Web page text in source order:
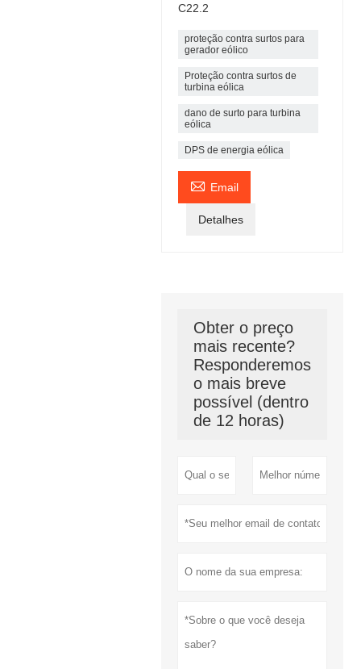
C22.2
proteção contra surtos para
gerador eólico
Proteção contra surtos de
turbina eólica
dano de surto para turbina
eólica
DPS de energia eólica
 Email
Detalhes
Obter o preço
mais recente?
Responderemos
o mais breve
possível (dentro
de 12 horas)